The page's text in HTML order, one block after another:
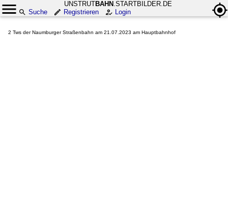
UNSTRUTBAHN .STARTBILDER.DE
Suche
Registrieren Login
2 Tws der Naumburger Straßenbahn am 21.07.2023 am Hauptbahnhof